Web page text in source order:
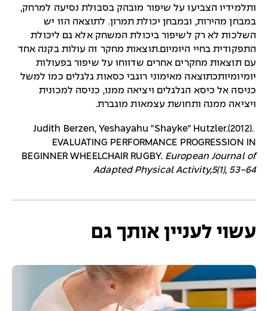
ותלמידיו הצביעו על שיפור מובהק בסבולת נסיעה למרחק,
במבחן מהירות, ובמבחן יכולת תמרון. לתוצאה הזו יש
השלכות לא רק לשיפור ביכולת המשחק אלא גם ליכולת
התפקודית בחיי היומיום.תוצאות מחקר זה עולות בקנה אחד
עם תוצאות מחקרים אחרים שדווחו על שיפור בפעולות
יומיומיותכתוצאה מאימוני רוגבי כסאות גלגלים כמו למשל
כניסה אל כיסא הגלגלים ויציאה ממנו, כניסה למכונית
ויציאה ממנה ותחושת עצמאות מוגברת.
Judith Berzen, Yeshayahu "Shayke" Hutzler.(2012).
EVALUATING PERFORMANCE PROGRESSION IN
BEGINNER WHEELCHAIR RUGBY. European Journal of
Adapted Physical Activity,5(1), 53-64
עשוי לעניין אותך גם